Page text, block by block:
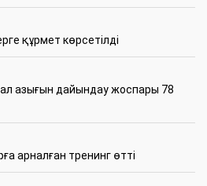
құрмет көрсетілді
азығын дайындау жоспары 78
арналған тренинг өтті